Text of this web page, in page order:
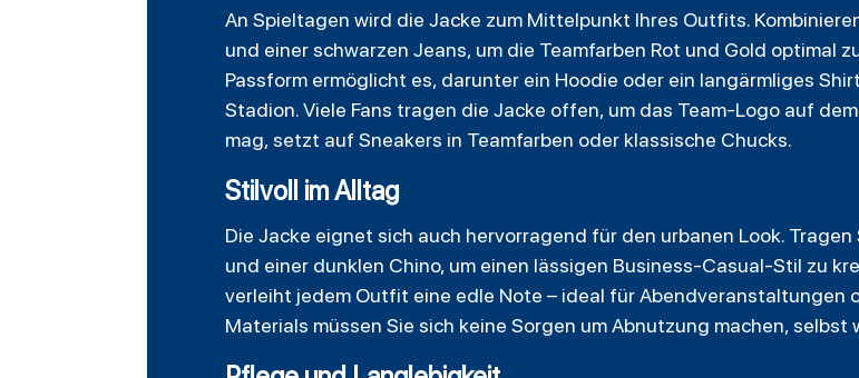
An Spieltagen wird die Jacke zum Mittelpunkt Ihres Outfits.
und einer schwarzen Jeans, um die Teamfarben Rot und Gold optimal
Passform ermöglicht es, darunter ein Hoodie oder ein langärmliges
Stadion. Viele Fans tragen die Jacke offen, um das Team-Logo auf
mag, setzt auf Sneakers in Teamfarben oder klassische Chucks.
Stilvoll im Alltag
Die Jacke eignet sich auch hervorragend für den urbanen Look.
und einer dunklen Chino, um einen lässigen Business-Casual-Stil zu
verleiht jedem Outfit eine edle Note – ideal für Abendveranstaltungen
Materials müssen Sie sich keine Sorgen um Abnutzung machen,